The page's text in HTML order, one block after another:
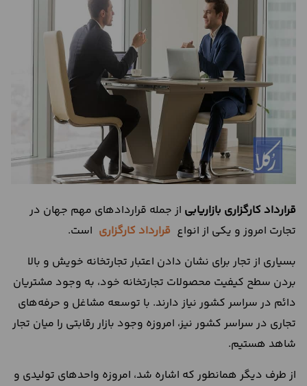
تماس
قرارداد کارگزاری بازاریابی از جمله قراردادهای مهم جهان در
تجارت امروز و یکی از انواع قرارداد کارگزاری است.
بسیاری از تجار برای نشان دادن اعتبار تجارتخانه خویش و بالا
بردن سطح کیفیت محصولات تجارتخانه خود، به وجود مشتریان
دائم در سراسر کشور نیاز دارند. با توسعه مشاغل و حرفه‌های
تجاری در سراسر کشور نیز، امروزه وجود بازار رقابتی را میان تجار
شاهد هستیم.
از طرف دیگر همانطور که اشاره شد، امروزه واحد‌های تولیدی و